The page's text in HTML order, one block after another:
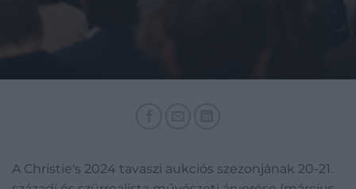
A Christie's 2024 tavaszi aukciós szezonjának 20-21.